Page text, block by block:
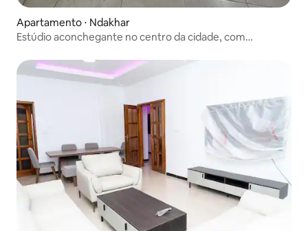
Apartamento ⋅ Ndakhar
Estúdio aconchegante no centro da cidade, com